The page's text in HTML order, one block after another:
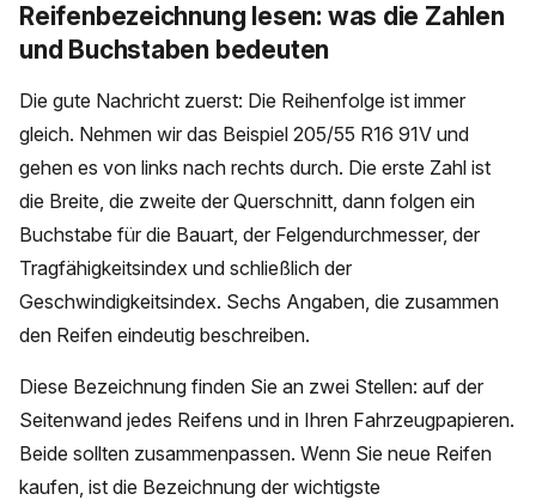
Reifenbezeichnung lesen: was die Zahlen
und Buchstaben bedeuten
Die gute Nachricht zuerst: Die Reihenfolge ist immer
gleich. Nehmen wir das Beispiel 205/55 R16 91V und
gehen es von links nach rechts durch. Die erste Zahl ist
die Breite, die zweite der Querschnitt, dann folgen ein
Buchstabe für die Bauart, der Felgendurchmesser, der
Tragfähigkeitsindex und schließlich der
Geschwindigkeitsindex. Sechs Angaben, die zusammen
den Reifen eindeutig beschreiben.
Diese Bezeichnung finden Sie an zwei Stellen: auf der
Seitenwand jedes Reifens und in Ihren Fahrzeugpapieren.
Beide sollten zusammenpassen. Wenn Sie neue Reifen
kaufen, ist die Bezeichnung der wichtigste